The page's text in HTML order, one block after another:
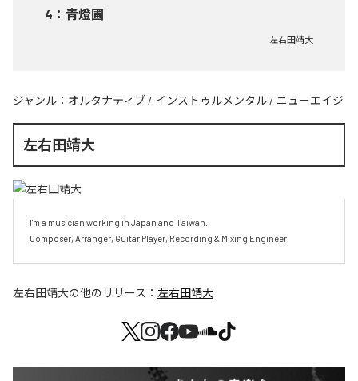
4 ： 青燈圃
左右田靖大
ジャンル： オルタナティブ / インストゥルメンタル / ニューエイジ
左右田靖大
I'm a musician working in Japan and Taiwan.
Composer, Arranger, Guitar Player, Recording & Mixing Engineer
左右田靖大の他のリリース： 左右田靖大